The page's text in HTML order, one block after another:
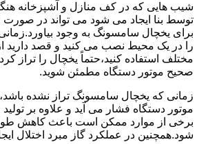
شیب هایی که در کف منازل و آشپزخانه
توسط بنا ایجاد می شود می تواند در صورت
برای یخچال سامسونگ به وجود
را در یک محیط نصب می کنید و قصد دارید
مختلف استفاده کنید،حتماً یخچال را تراز
صحیح موتور دستگاه مطمئن شوید.
زمانی که یخچال سامسونگ تراز نشده
موتور دستگاه فشار می آید و علاوه بر
برخی از موارد ممکن است باعث کاهش
شود.همچنین در عملکرد گاز مبرد اختلال